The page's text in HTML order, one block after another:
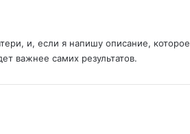
и, если я напишу описание, которое
важнее самих результатов.